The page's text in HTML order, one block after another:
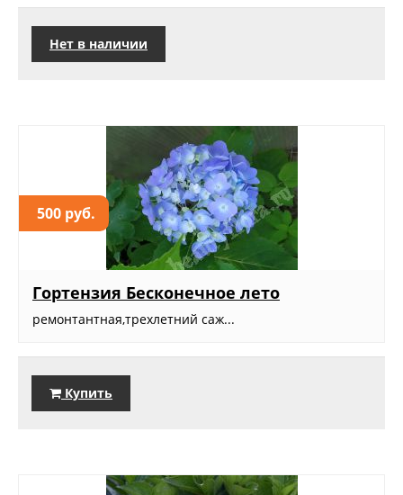
Нет в наличии
500 руб.
Гортензия Бесконечное лето
ремонтантная,трехлетний саж...
Купить